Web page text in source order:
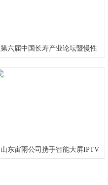
第六届中国长寿产业论坛暨慢性
山东宙雨公司携手智能大屏IPTV